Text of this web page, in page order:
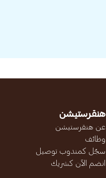
هنقرستيشن
عن هنقرستيشن
وظائف
سجّل كمندوب توصيل
انضم الآن كشريك